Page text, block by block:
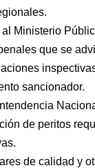
al Ministerio
que se
sancionador.
de peritos
de calidad y